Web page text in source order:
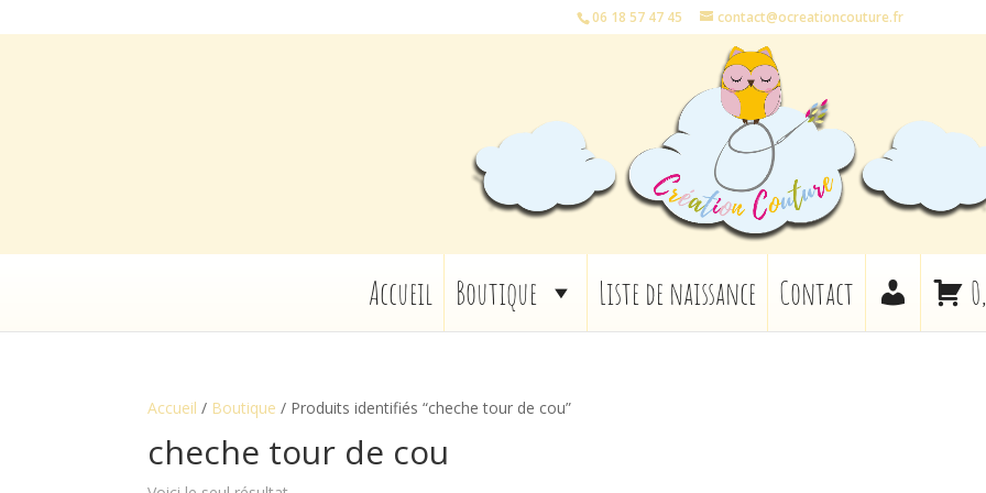
06 18 57 47 45 contact@ocreationcouture.fr
Accueil Boutique Liste de naissance Contact
Accueil / Boutique / Produits identifiés “cheche tour de cou”
cheche tour de cou